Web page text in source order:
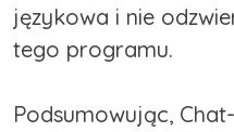
językowa i nie
tego programu.
Podsumowując,